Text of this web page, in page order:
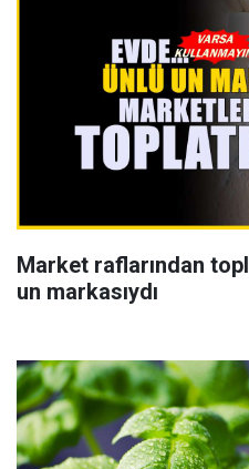
Market raflarından
un markasıydı